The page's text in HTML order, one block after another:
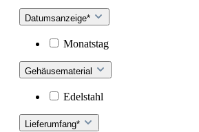
Datumsanzeige*
Monatstag
Gehäusematerial
Edelstahl
Lieferumfang*